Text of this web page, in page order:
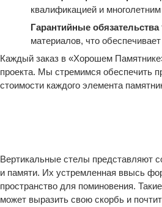
квалификацией и
Гарантийные обязательства
материалов, что
Каждый заказ в «Хорошем
проекта. Мы стремимся обеспечить
стоимости каждого элемента
Вертикальные стелы представляют
и памяти. Их устремленная ввысь
пространство для поминовения.
может выразить свою скорбь и